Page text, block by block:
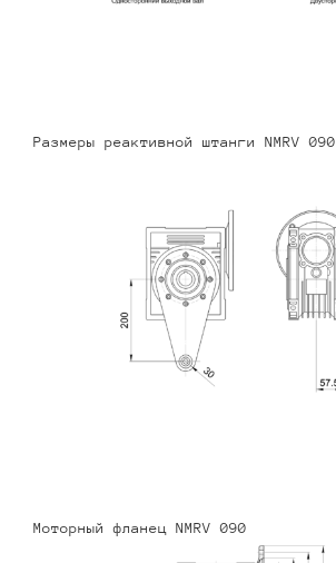
Размеры реактивной штанги NMRV 090
Моторный фланец NMRV 090